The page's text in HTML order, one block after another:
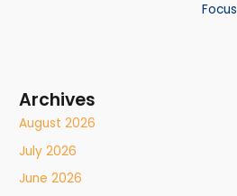
Focus
Archives
August 2026
July 2026
June 2026